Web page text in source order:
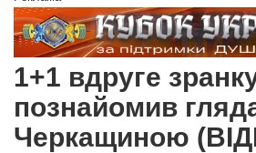
1+1 вдруге
познайомив
Черкащиною